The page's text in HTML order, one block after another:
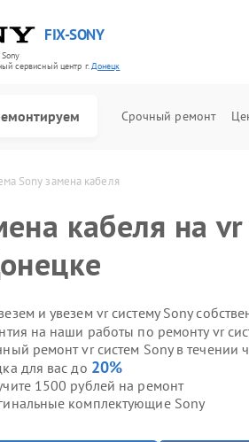
FIX-SONY
cервисный центр г.Донецк
Срочный ремонт
Sony замена кабеля
кабеля на
и увезем vr систему Sony
на наши работы по ремонту vr
ремонт vr систем Sony в течении
для вас до 20%
1500 рублей на ремонт
комплектующие Sony